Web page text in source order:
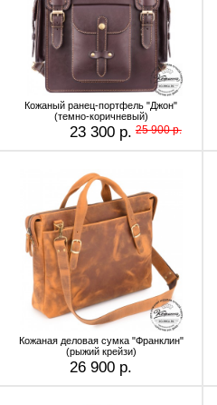
Кожаный ранец-портфель "Джон"
(темно-коричневый)
23 300 р. 25 900 р.
Кожаная деловая сумка "Франклин"
(рыжий крейзи)
26 900 р.